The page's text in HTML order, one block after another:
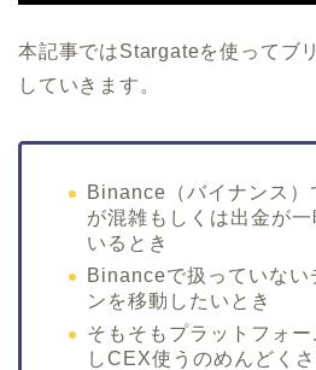
本記事ではStargateを使ってブ
していきます。
Binance（バイナンス）
が混雑もしくは出金が
いるとき
Binanceで扱っていない
ンを移動したいとき
そもそもプラットフォ
しCEX使うのめんどく